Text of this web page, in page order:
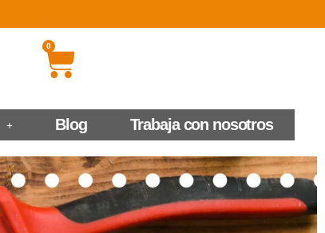
0
Blog Trabaja con nosotros